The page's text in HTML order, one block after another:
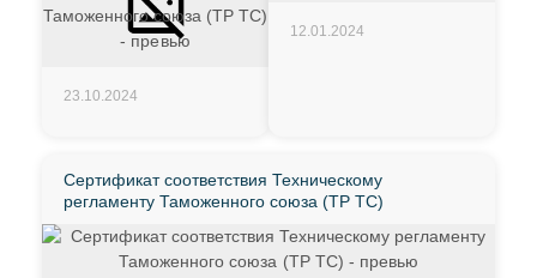
23.10.2024
12.01.2024
Сертификат соответствия Техническому
регламенту Таможенного союза (ТР ТС)